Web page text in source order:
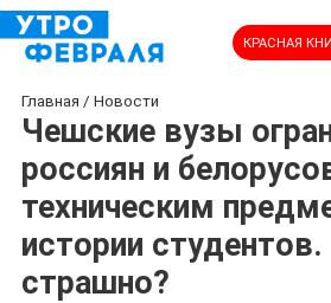
КРАСНАЯ
Главная / Новости
Чешские вузы
россиян и
техническим
истории
страшно?